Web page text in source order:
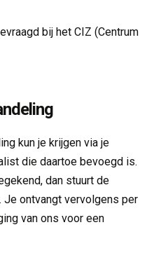
bij het CIZ (Centrum
kun je krijgen via je
die daartoe bevoegd is.
dan stuurt de
Je ontvangt vervolgens per
van ons voor een